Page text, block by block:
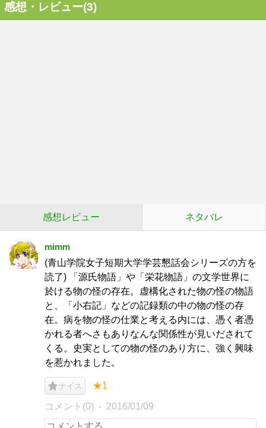
感想・レビュー(3)
感想レビュー ネタバレ
mimm
(青山学院女子短期大学学芸懇話会シリーズの方を
読了) 「源氏物語」や「栄花物語」の文学世界に
於ける物の怪の存在。虚構化された物の怪の物語
と、「小右記」などの記録類の中の物の怪の存
在。病を物の怪の仕業と考える内には、憑く者憑
かれる者へさもありなんな関係性が見いだされて
くる。史実としての物の怪のあり方に、強く興味
を惹かれました。
ナイス ★1
コメント(0) 2016/01/09